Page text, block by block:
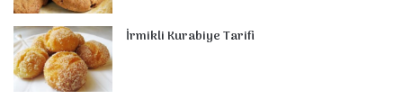
İrmikli Kurabiye Tarifi